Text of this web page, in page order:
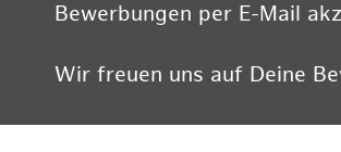
Bewerbungen per E-Mail
Wir freuen uns auf Deine